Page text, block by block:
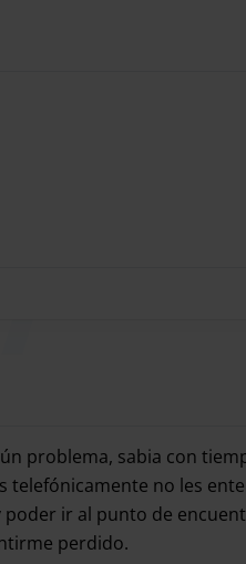
de estacionamento
problema, sabia con
telefónicamente no les
ir al punto de
perdido.